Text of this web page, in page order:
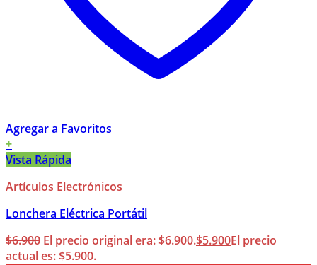
Agregar a Favoritos
+
Vista Rápida
Artículos Electrónicos
Lonchera Eléctrica Portátil
$6.900 El precio original era: $6.900.$5.900El precio
actual es: $5.900.